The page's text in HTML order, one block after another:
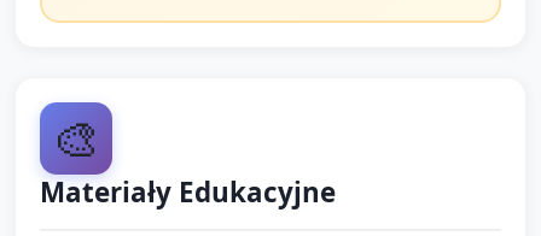
wymyślienia jednego ruchu (podskok, obrót,
wspólny, wcześniej ćwiczony gest (np. podniesienie
rąk i klaśnięcie), kończąc krótkim ukłonem.
🎨
Materiały Edukacyjne